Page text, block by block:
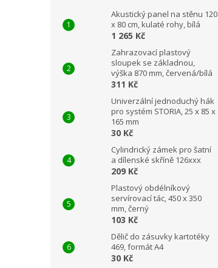
Akustický panel na stěnu 120
x 80 cm, kulaté rohy, bílá
1 265 Kč
Zahrazovací plastový
sloupek se základnou,
výška 870 mm, červená/bílá
311 Kč
Univerzální jednoduchý hák
pro systém STORIA, 25 x 85 x
165 mm
30 Kč
Cylindrický zámek pro šatní
a dílenské skříně 126xxx
209 Kč
Plastový obdélníkový
servírovací tác, 450 x 350
mm, černý
103 Kč
Dělič do zásuvky kartotéky
469, formát A4
30 Kč